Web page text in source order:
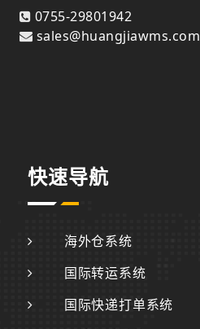
0755-29801942
sales@huangjiawms.com
快速导航
海外仓系统
国际转运系统
国际快递打单系统